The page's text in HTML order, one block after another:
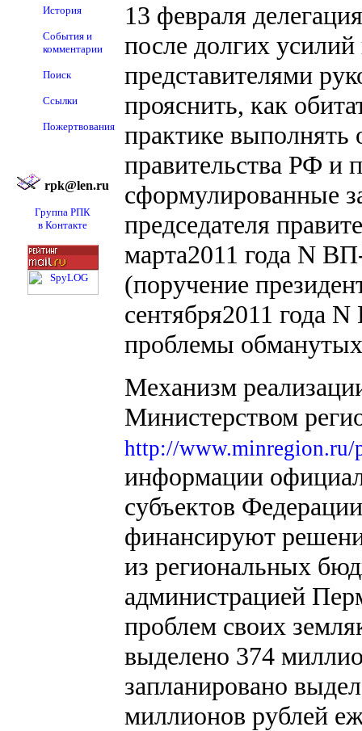
История
События и
комментарии
Поиск
Ссылки
Пожертвования
rpk@len.ru
Группа РПК
в Контакте
13 февраля
после долгих усилий
представителями
прояснить, как
практике выполнять
правительства РФ и
сформулированные
пpедседaтеля
мapтa2011 года N
(пopучeние
сeнтябpя2011 года
проблемы
Механизм
Министерством
http://www.minregion.ru/
информации
субъектов
финансируют
из региональных
администрацией
проблем своих
выделено 374
запланировано
миллионов рублей